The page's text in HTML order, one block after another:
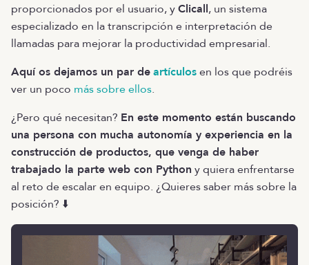
proporcionados por el usuario, yClicall, un sistema
especializado en la transcripción e interpretación de
llamadas para mejorar la productividad empresarial.
Aquí os dejamos un par deartículosen los que podréis
ver un poco más sobre ellos.
¿Pero qué necesitan? En este momento están buscando
una persona con mucha autonomía y experiencia en la
construcción de productos, que venga de haber
trabajado la parte web con Python y quiera enfrentarse
al reto de escalar en equipo. ¿Quieres saber más sobre la
posición? ⬇️